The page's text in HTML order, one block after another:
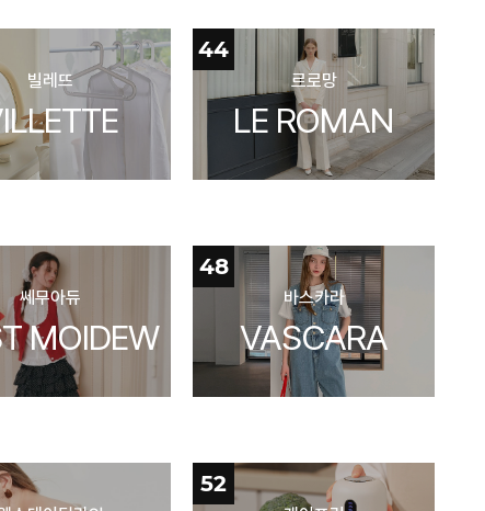
빌레뜨
44
르로망
LE ROMAN
쎄무아듀
MOIDEW
48
바스카라
VASCARA
52